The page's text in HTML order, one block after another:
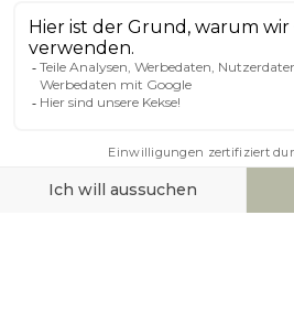
HILFE & KONTAKT